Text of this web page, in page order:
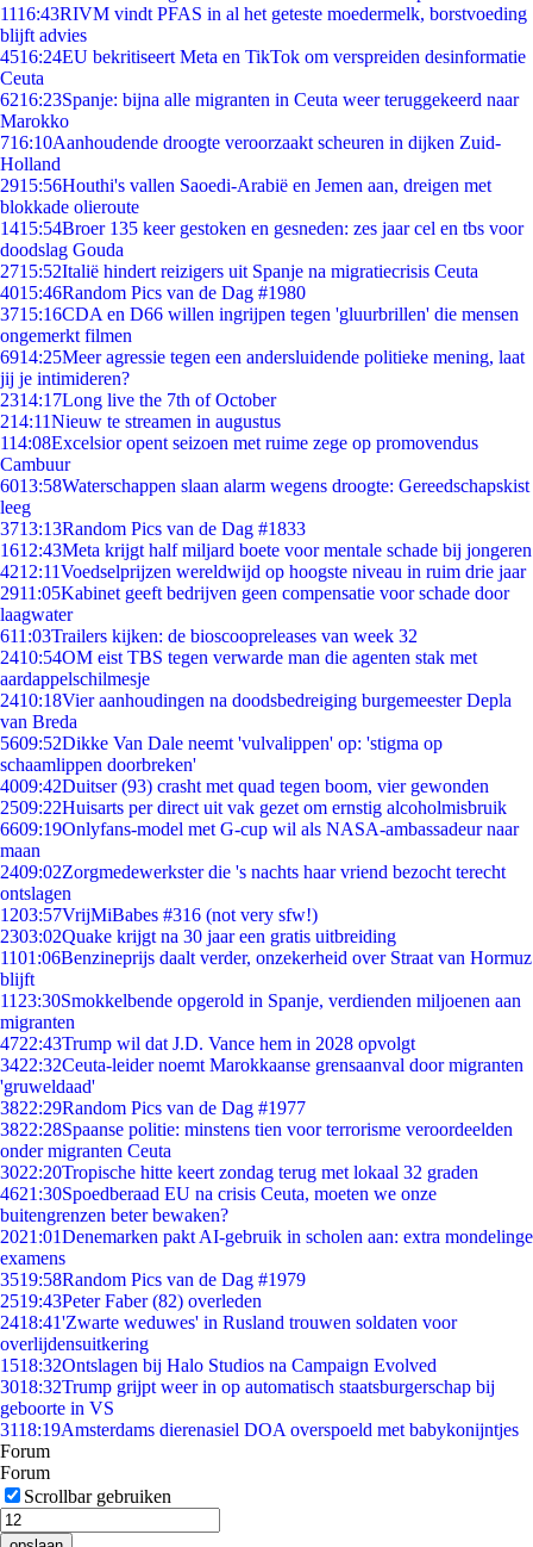
1116:43RIVM vindt PFAS in al het geteste moedermelk, borstvoeding
blijft advies
4516:24EU bekritiseert Meta en TikTok om verspreiden desinformatie
Ceuta
6216:23Spanje: bijna alle migranten in Ceuta weer teruggekeerd naar
Marokko
716:10Aanhoudende droogte veroorzaakt scheuren in dijken Zuid-
Holland
2915:56Houthi's vallen Saoedi-Arabië en Jemen aan, dreigen met
blokkade olieroute
1415:54Broer 135 keer gestoken en gesneden: zes jaar cel en tbs voor
doodslag Gouda
2715:52Italië hindert reizigers uit Spanje na migratiecrisis Ceuta
4015:46Random Pics van de Dag #1980
3715:16CDA en D66 willen ingrijpen tegen 'gluurbrillen' die mensen
ongemerkt filmen
6914:25Meer agressie tegen een andersluidende politieke mening, laat
jij je intimideren?
2314:17Long live the 7th of October
214:11Nieuw te streamen in augustus
114:08Excelsior opent seizoen met ruime zege op promovendus
Cambuur
6013:58Waterschappen slaan alarm wegens droogte: Gereedschapskist
leeg
3713:13Random Pics van de Dag #1833
1612:43Meta krijgt half miljard boete voor mentale schade bij jongeren
4212:11Voedselprijzen wereldwijd op hoogste niveau in ruim drie jaar
2911:05Kabinet geeft bedrijven geen compensatie voor schade door
laagwater
611:03Trailers kijken: de bioscoopreleases van week 32
2410:54OM eist TBS tegen verwarde man die agenten stak met
aardappelschilmesje
2410:18Vier aanhoudingen na doodsbedreiging burgemeester Depla
van Breda
5609:52Dikke Van Dale neemt 'vulvalippen' op: 'stigma op
schaamlippen doorbreken'
4009:42Duitser (93) crasht met quad tegen boom, vier gewonden
2509:22Huisarts per direct uit vak gezet om ernstig alcoholmisbruik
6609:19Onlyfans-model met G-cup wil als NASA-ambassadeur naar
maan
2409:02Zorgmedewerkster die 's nachts haar vriend bezocht terecht
ontslagen
1203:57VrijMiBabes #316 (not very sfw!)
2303:02Quake krijgt na 30 jaar een gratis uitbreiding
1101:06Benzineprijs daalt verder, onzekerheid over Straat van Hormuz
blijft
11 23:30Smokkelbende opgerold in Spanje, verdienden miljoenen aan
migranten
4722:43Trump wil dat J.D. Vance hem in 2028 opvolgt
3422:32Ceuta-leider noemt Marokkaanse grensaanval door migranten
'gruweldaad'
3822:29Random Pics van de Dag #1977
3822:28Spaanse politie: minstens tien voor terrorisme veroordeelden
onder migranten Ceuta
3022:20Tropische hitte keert zondag terug met lokaal 32 graden
4621:30Spoedberaad EU na crisis Ceuta, moeten we onze
buitengrenzen beter bewaken?
2021:01Denemarken pakt AI-gebruik in scholen aan: extra mondelinge
examens
3519:58Random Pics van de Dag #1979
2519:43Peter Faber (82) overleden
2418:41'Zwarte weduwes' in Rusland trouwen soldaten voor
overlijdensuitkering
1518:32Ontslagen bij Halo Studios na Campaign Evolved
3018:32Trump grijpt weer in op automatisch staatsburgerschap bij
geboorte in VS
3118:19Amsterdams dierenasiel DOA overspoeld met babykonijntjes
Forum
Forum
Scrollbar gebruiken